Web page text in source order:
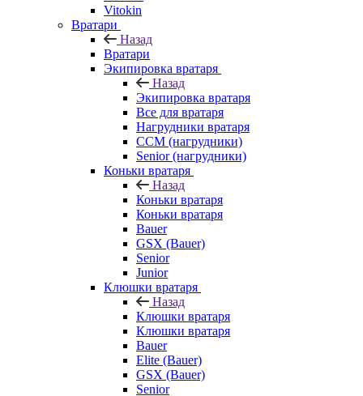
Vitokin
Вратари
Назад
Вратари
Экипировка вратаря
Назад
Экипировка вратаря
Все для вратаря
Нагрудники вратаря
CCM (нагрудники)
Senior (нагрудники)
Коньки вратаря
Назад
Коньки вратаря
Коньки вратаря
Bauer
GSX (Bauer)
Senior
Junior
Клюшки вратаря
Назад
Клюшки вратаря
Клюшки вратаря
Bauer
Elite (Bauer)
GSX (Bauer)
Senior